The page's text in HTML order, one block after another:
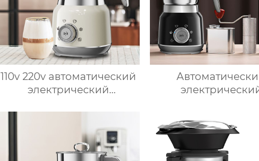
110v 220v автоматический
электрический
молока машина для
приготовления горячего
шоколада
подогрева
корпус из
нержавеющей